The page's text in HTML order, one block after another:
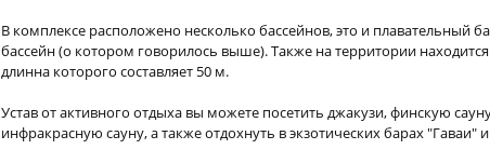
В комплексе расположено несколько бассейнов, это и плавательный
бассейн (о котором говорилось выше). Также на территории
длинна которого составляет 50 м.
Устав от активного отдыха вы можете посетить джакузи, финскую
инфракрасную сауну, а также отдохнуть в экзотических барах "Гаваи"